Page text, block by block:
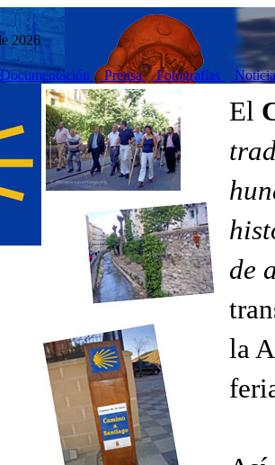
2026
Documentación Prensa Fotografías
El
de
la